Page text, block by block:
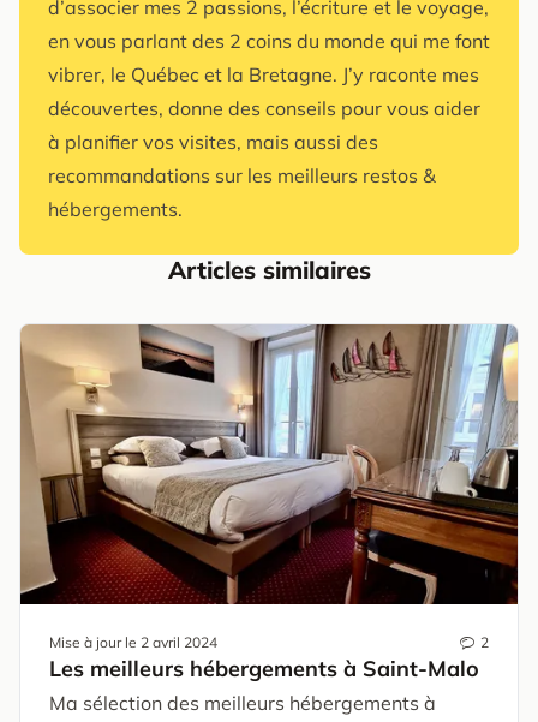
d’associer mes 2 passions, l’écriture et le voyage,
en vous parlant des 2 coins du monde qui me font
vibrer, le Québec et la Bretagne. J’y raconte mes
découvertes, donne des conseils pour vous aider
à planifier vos visites, mais aussi des
recommandations sur les meilleurs restos &
hébergements.
Articles similaires
Mise à jour le 2 avril 2024 2
Les meilleurs hébergements à Saint-Malo
Ma sélection des meilleurs hébergements à